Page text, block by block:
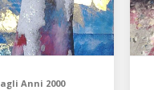
Anni 2000